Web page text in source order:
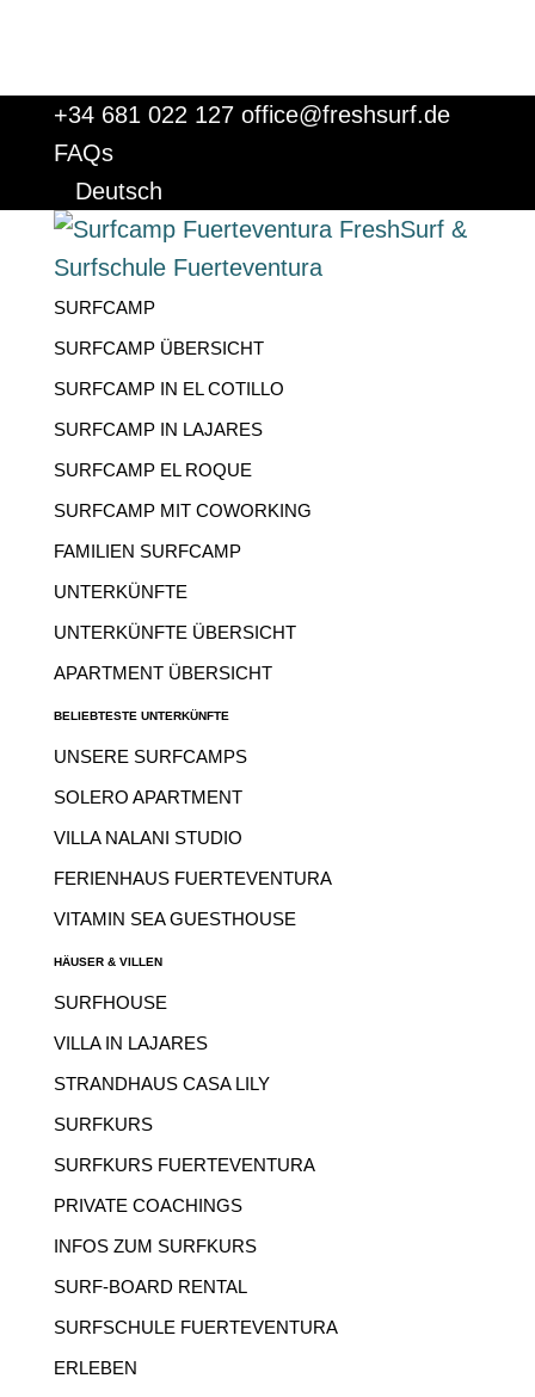
+34 681 022 127 office@freshsurf.de
FAQs
Deutsch
SURFCAMP
SURFCAMP ÜBERSICHT
SURFCAMP IN EL COTILLO
SURFCAMP IN LAJARES
SURFCAMP EL ROQUE
SURFCAMP MIT COWORKING
FAMILIEN SURFCAMP
UNTERKÜNFTE
UNTERKÜNFTE ÜBERSICHT
APARTMENT ÜBERSICHT
BELIEBTESTE UNTERKÜNFTE
UNSERE SURFCAMPS
SOLERO APARTMENT
VILLA NALANI STUDIO
FERIENHAUS FUERTEVENTURA
VITAMIN SEA GUESTHOUSE
HÄUSER & VILLEN
SURFHOUSE
VILLA IN LAJARES
STRANDHAUS CASA LILY
SURFKURS
SURFKURS FUERTEVENTURA
PRIVATE COACHINGS
INFOS ZUM SURFKURS
SURF-BOARD RENTAL
SURFSCHULE FUERTEVENTURA
ERLEBEN